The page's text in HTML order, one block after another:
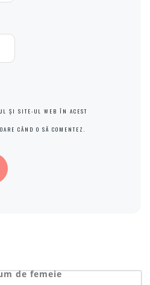
ȘI SITE-UL WEB ÎN ACEST
CÂND O SĂ COMENTEZ.